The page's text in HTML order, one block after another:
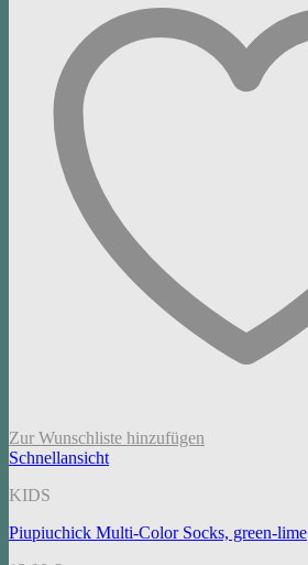
Zur Wunschliste hinzufügen
Schnellansicht
KIDS
Piupiuchick Multi-Color Socks, green-lime